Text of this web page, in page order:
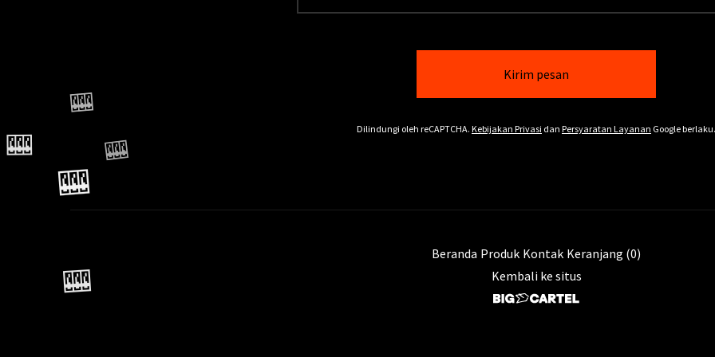
Kirim pesan
Dilindungi oleh reCAPTCHA. Kebijakan Privasi dan Persyaratan Layanan Google berlaku.
Beranda Produk Kontak Keranjang (0)
Kembali ke situs
🎰